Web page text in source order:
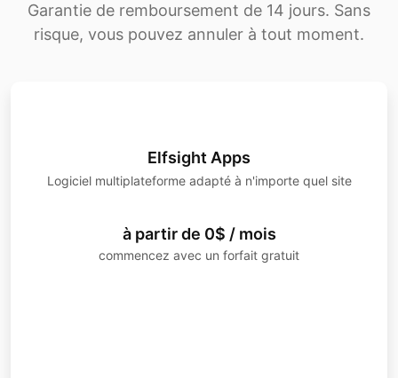
Chronologie du projet
Garantie de remboursement de 14 jours. Sans
risque, vous pouvez annuler à tout moment.
Elfsight Apps
Logiciel multiplateforme adapté à n'importe quel site
à partir de 0$ / mois
commencez avec un forfait gratuit